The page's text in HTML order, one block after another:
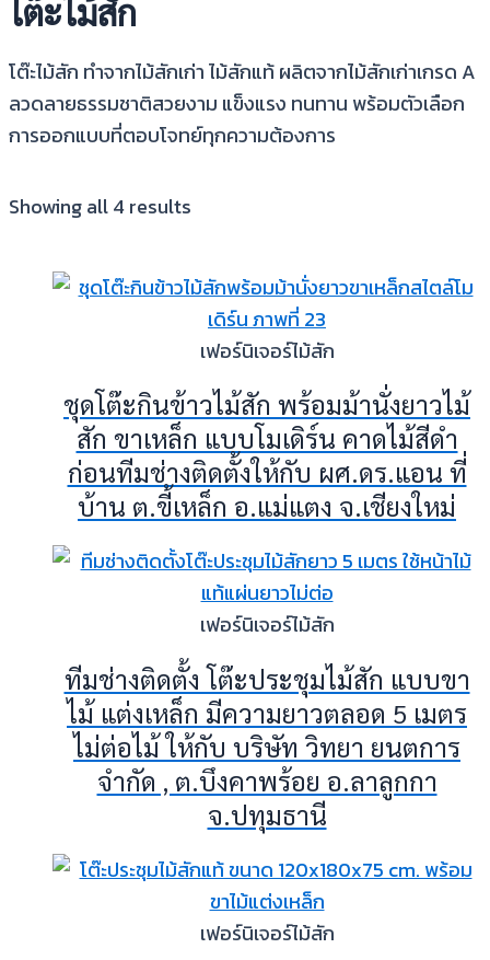
โต๊ะไม้สัก
โต๊ะไม้สัก ทำจากไม้สักเก่า ไม้สักแท้ ผลิตจากไม้สักเก่าเกรด A
ลวดลายธรรมชาติสวยงาม แข็งแรง ทนทาน พร้อมตัวเลือก
การออกแบบที่ตอบโจทย์ทุกความต้องการ
Showing all 4 results
เฟอร์นิเจอร์ไม้สัก
ชุดโต๊ะกินข้าวไม้สัก พร้อมม้านั่งยาวไม้
สัก ขาเหล็ก แบบโมเดิร์น คาดไม้สีดำ
ก่อนทีมช่างติดตั้งให้กับ ผศ.ดร.แอน ที่
บ้าน ต.ขี้เหล็ก อ.แม่แตง จ.เชียงใหม่
เฟอร์นิเจอร์ไม้สัก
ทีมช่างติดตั้ง โต๊ะประชุมไม้สัก แบบขา
ไม้ แต่งเหล็ก มีความยาวตลอด 5 เมตร
ไม่ต่อไม้ ให้กับ บริษัท วิทยา ยนตการ
จำกัด , ต.บึงคาพร้อย อ.ลาลูกกา
จ.ปทุมธานี
เฟอร์นิเจอร์ไม้สัก